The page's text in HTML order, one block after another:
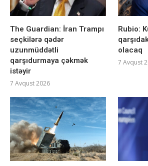
The Guardian: İran Trampı
seçkilərə qədər
uzunmüddətli
qarşıdurmaya çəkmək
istəyir
7 Avqust 2026
Rubio:
olacaq
7 Avqust